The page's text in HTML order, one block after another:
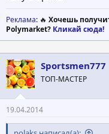
Реклама: 🔥 Хочешь
Polymarket? Кликай сюда!
Sportsmen777
ТОП-МАСТЕР
19.04.2014